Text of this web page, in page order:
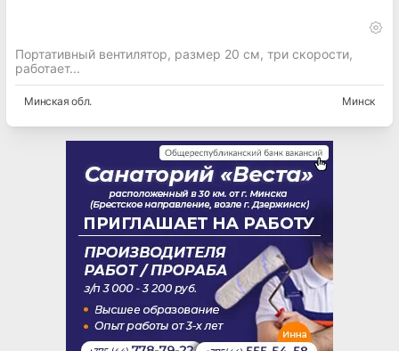
Портативный вентилятор, размер 20 см, три скорости,
работает...
Минская обл. Минск